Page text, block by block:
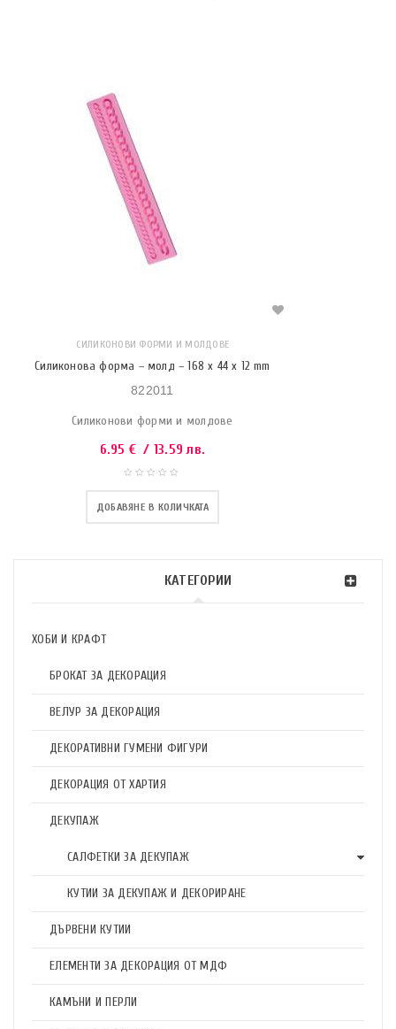
КАТЕГОРИИ
ХОБИ И КРАФТ
БРОКАТ ЗА ДЕКОРАЦИЯ
ВЕЛУР ЗА ДЕКОРАЦИЯ
ДЕКОРАТИВНИ ГУМЕНИ ФИГУРИ
ДЕКОРАЦИЯ ОТ ХАРТИЯ
ДЕКУПАЖ
САЛФЕТКИ ЗА ДЕКУПАЖ
КУТИИ ЗА ДЕКУПАЖ И ДЕКОРИРАНЕ
ДЪРВЕНИ КУТИИ
ЕЛЕМЕНТИ ЗА ДЕКОРАЦИЯ ОТ МДФ
КАМЪНИ И ПЕРЛИ
СИЛИКОНОВИ ФОРМИ И МОЛДОВЕ
Силиконова форма – молд – 168 x 44 x 12 mm
822011
Силиконови форми и молдове
6.95 € / 13.59 лв.
ДОБАВЯНЕ В КОЛИЧКАТА